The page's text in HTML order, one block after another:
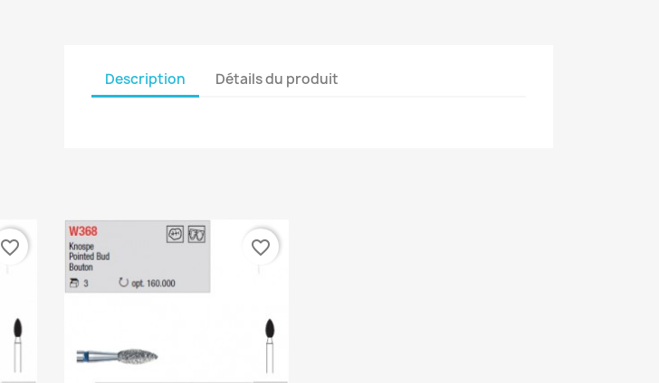
Description Détails du produit
favorite_border favorite_border